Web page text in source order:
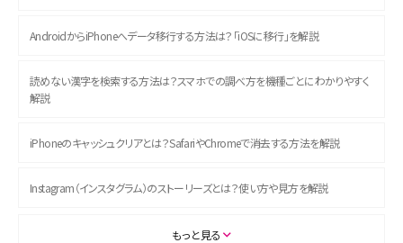
AndroidからiPhoneへデータ移行する方法は？「iOSに移行」を解説
読めない漢字を検索する方法は？スマホでの調べ方を機種ごとにわかりやすく
解説
iPhoneのキャッシュクリアとは？SafariやChromeで消去する方法を解説
Instagram（インスタグラム）のストーリーズとは？使い方や見方を解説
ASMRとは？初心者向けの代表ジャンルや楽しみ方を解説
もっと見る